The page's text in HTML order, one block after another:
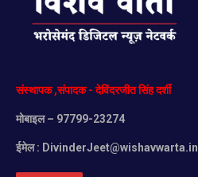
संस्थापक,संपादक-देविंदरजीतसिंहदर्शी
मोबाइल– 97799-23274
ईमेल : DivinderJeet@wishavwarta.in